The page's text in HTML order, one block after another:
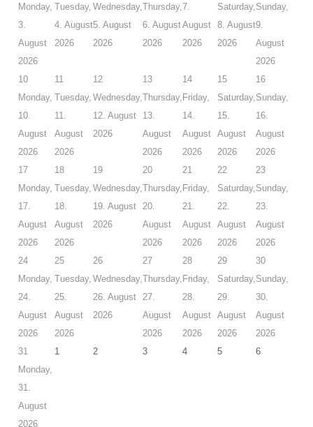
Termine Tauchausbildung
Anfrage Tauchausbildung
TAUCHPLÄTZE
Landtauchgänge in der Ostsee vor der Basis
Das Hausriff vor der Tauchbasis Baltic
Schülerboje
Bootsausfahrten Zone A
Geröllfeld
Großes Steinfeld
Monday,
3.
August
2026
Tuesday,
4. August
2026
Wednesday,
5. August
2026
Thursday,
6. August
2026
7.
August
2026
Saturday,
8. August
2026
Sunday,
9.
August
2026
10
Monday,
10.
August
2026
11
Tuesday,
11.
August
2026
12
Wednesday,
12. August
2026
13
Thursday,
13.
August
2026
14
Friday,
14.
August
2026
15
Saturday,
15.
August
2026
16
Sunday,
16.
August
2026
17
Monday,
17.
August
2026
18
Tuesday,
18.
August
2026
19
Wednesday,
19. August
2026
20
Thursday,
20.
August
2026
21
Friday,
21.
August
2026
22
Saturday,
22.
August
2026
23
Sunday,
23.
August
2026
24
Monday,
24.
August
2026
25
Tuesday,
25.
August
2026
26
Wednesday,
26. August
2026
27
Thursday,
27.
August
2026
28
Friday,
28.
August
2026
29
Saturday,
29.
August
2026
30
Sunday,
30.
August
2026
31
Monday,
31.
August
2026
1 2 3 4 5 6